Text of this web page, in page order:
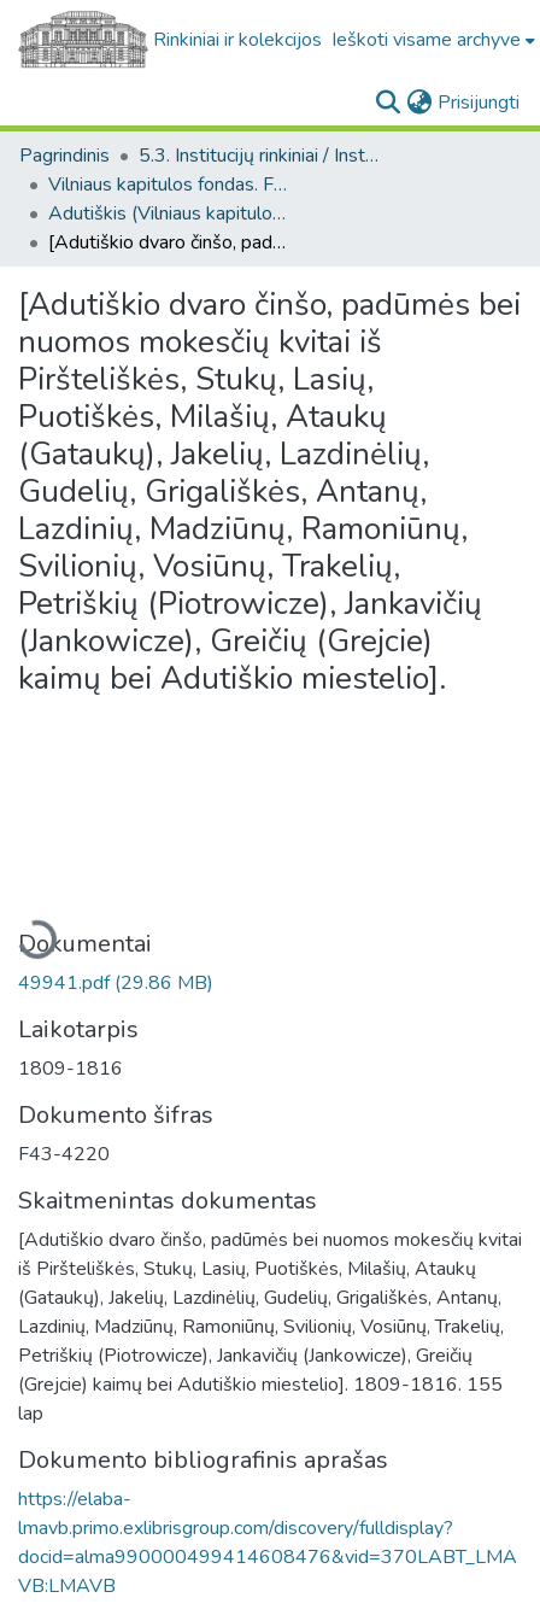
Rinkiniai ir kolekcijos Ieškoti visame archyve
Prisijungti
Pagrindinis
5.3. Institucijų rinkiniai / Institutional collections
Vilniaus kapitulos fondas. F43
Adutiškis (Vilniaus kapitulos fondas. F43. Bažnytinės valdos)
[Adutiškio dvaro činšo, padūmės bei nuomos mokesčių kvitai iš Piršteliškės, Stukų, Lasių, Puotiškės, Milašių, Ataukų (Gataukų), Jakelių, Lazdinėlių, Gudelių, Grigališkės, Antanų, Lazdinių, Madziūnų, Ramoniūnų, Svilionių, Vosiūnų, Trakelių, Petriškių (Piotrowicze), Jankavičių (Jankowicze), Greičių (Grejcie) kaimų bei Adutiškio miestelio].
[Adutiškio dvaro činšo, padūmės bei
nuomos mokesčių kvitai iš
Piršteliškės, Stukų, Lasių,
Puotiškės, Milašių, Ataukų
(Gataukų), Jakelių, Lazdinėlių,
Gudelių, Grigališkės, Antanų,
Lazdinių, Madziūnų, Ramoniūnų,
Svilionių, Vosiūnų, Trakelių,
Petriškių (Piotrowicze), Jankavičių
(Jankowicze), Greičių (Grejcie)
kaimų bei Adutiškio miestelio].
Įkeliama...
Dokumentai
49941.pdf(29.86 MB)
Laikotarpis
1809-1816
Dokumento šifras
F43-4220
Skaitmenintas dokumentas
[Adutiškio dvaro činšo, padūmės bei nuomos mokesčių kvitai
iš Piršteliškės, Stukų, Lasių, Puotiškės, Milašių, Ataukų
(Gataukų), Jakelių, Lazdinėlių, Gudelių, Grigališkės, Antanų,
Lazdinių, Madziūnų, Ramoniūnų, Svilionių, Vosiūnų, Trakelių,
Petriškių (Piotrowicze), Jankavičių (Jankowicze), Greičių
(Grejcie) kaimų bei Adutiškio miestelio]. 1809-1816. 155
lap
Dokumento bibliografinis aprašas
https://elaba-
lmavb.primo.exlibrisgroup.com/discovery/fulldisplay?
docid=alma990000499414608476&vid=370LABT_LMA
VB:LMAVB